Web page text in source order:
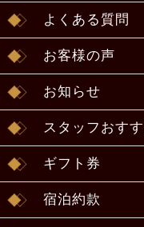
よくある質問
お客様の声
お知らせ
スタッフおす
ギフト券
宿泊約款